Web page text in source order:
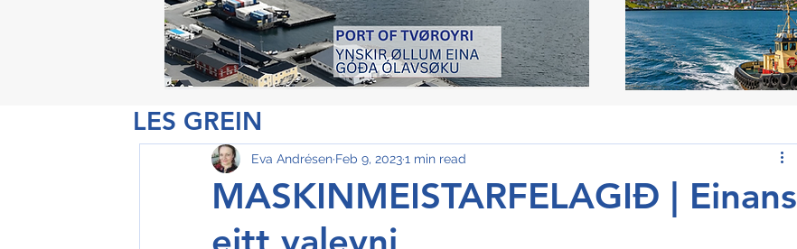
MASKINMEISTARFELAGIÐ | Einans
Eva Andrésen Feb 9, 20231 min read
LES GREIN